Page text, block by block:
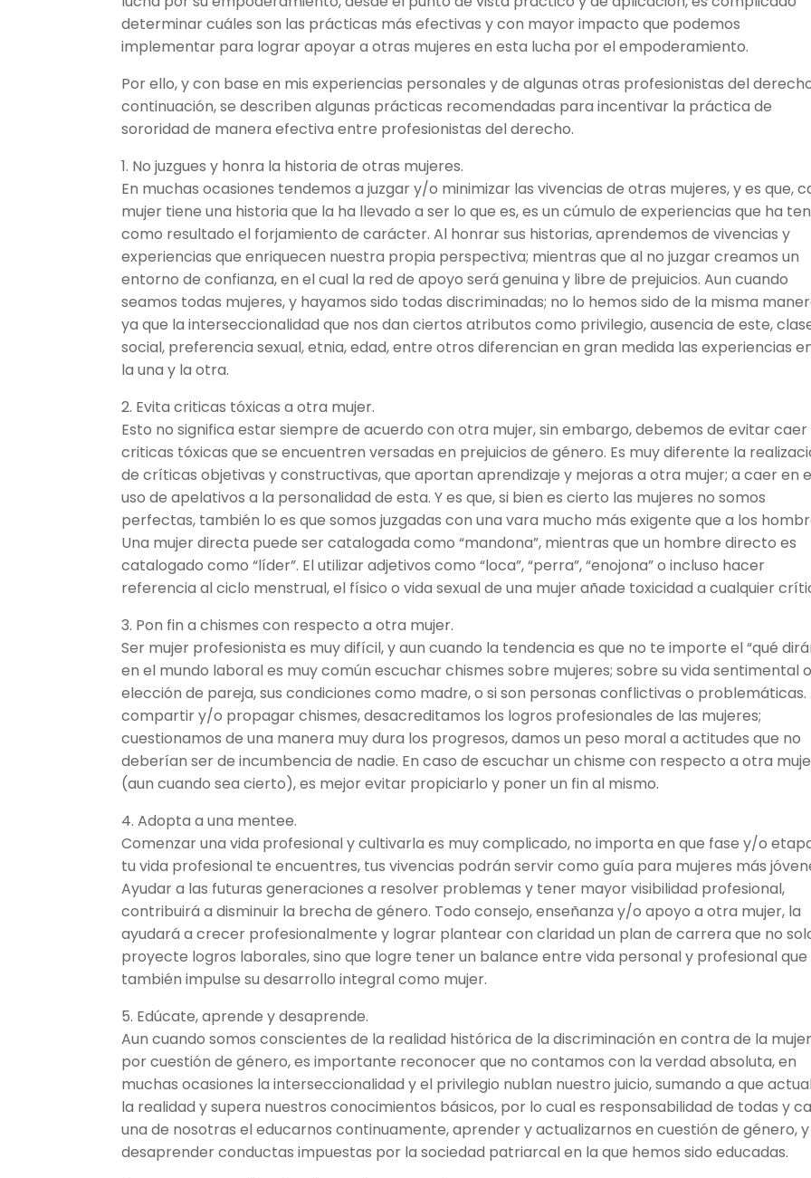
determinar cuáles son las prácticas más efectivas y con mayor impacto que podemos
implementar para lograr apoyar a otras mujeres en esta lucha por el empoderamiento.
Por ello, y con base en mis experiencias personales y de algunas otras profesionistas del
continuación, se describen algunas prácticas recomendadas para incentivar la práctica de
sororidad de manera efectiva entre profesionistas del derecho.
1. No juzgues y honra la historia de otras mujeres.
En muchas ocasiones tendemos a juzgar y/o minimizar las vivencias de otras mujeres, y es que,
mujer tiene una historia que la ha llevado a ser lo que es, es un cúmulo de experiencias que ha
como resultado el forjamiento de carácter. Al honrar sus historias, aprendemos de vivencias y
experiencias que enriquecen nuestra propia perspectiva; mientras que al no juzgar creamos un
entorno de confianza, en el cual la red de apoyo será genuina y libre de prejuicios. Aun cuando
seamos todas mujeres, y hayamos sido todas discriminadas; no lo hemos sido de la misma
ya que la interseccionalidad que nos dan ciertos atributos como privilegio, ausencia de este,
social, preferencia sexual, etnia, edad, entre otros diferencian en gran medida las experiencias
la una y la otra.
2. Evita criticas tóxicas a otra mujer.
Esto no significa estar siempre de acuerdo con otra mujer, sin embargo, debemos de evitar caer
criticas tóxicas que se encuentren versadas en prejuicios de género. Es muy diferente la
de críticas objetivas y constructivas, que aportan aprendizaje y mejoras a otra mujer; a caer en
uso de apelativos a la personalidad de esta. Y es que, si bien es cierto las mujeres no somos
perfectas, también lo es que somos juzgadas con una vara mucho más exigente que a los
Una mujer directa puede ser catalogada como “mandona”, mientras que un hombre directo es
catalogado como “líder”. El utilizar adjetivos como “loca”, “perra”, “enojona” o incluso hacer
referencia al ciclo menstrual, el físico o vida sexual de una mujer añade toxicidad a cualquier
3. Pon fin a chismes con respecto a otra mujer.
Ser mujer profesionista es muy difícil, y aun cuando la tendencia es que no te importe el “qué
en el mundo laboral es muy común escuchar chismes sobre mujeres; sobre su vida sentimental o
elección de pareja, sus condiciones como madre, o si son personas conflictivas o problemáticas.
compartir y/o propagar chismes, desacreditamos los logros profesionales de las mujeres;
cuestionamos de una manera muy dura los progresos, damos un peso moral a actitudes que no
deberían ser de incumbencia de nadie. En caso de escuchar un chisme con respecto a otra
(aun cuando sea cierto), es mejor evitar propiciarlo y poner un fin al mismo.
4. Adopta a una mentee.
Comenzar una vida profesional y cultivarla es muy complicado, no importa en que fase y/o
tu vida profesional te encuentres, tus vivencias podrán servir como guía para mujeres más
Ayudar a las futuras generaciones a resolver problemas y tener mayor visibilidad profesional,
contribuirá a disminuir la brecha de género. Todo consejo, enseñanza y/o apoyo a otra mujer, la
ayudará a crecer profesionalmente y lograr plantear con claridad un plan de carrera que no
proyecte logros laborales, sino que logre tener un balance entre vida personal y profesional que
también impulse su desarrollo integral como mujer.
5. Edúcate, aprende y desaprende.
Aun cuando somos conscientes de la realidad histórica de la discriminación en contra de la mujer
por cuestión de género, es importante reconocer que no contamos con la verdad absoluta, en
muchas ocasiones la interseccionalidad y el privilegio nublan nuestro juicio, sumando a que
la realidad y supera nuestros conocimientos básicos, por lo cual es responsabilidad de todas y
una de nosotras el educarnos continuamente, aprender y actualizarnos en cuestión de género,
desaprender conductas impuestas por la sociedad patriarcal en la que hemos sido educadas.